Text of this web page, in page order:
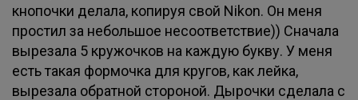
кнопочки делала, копируя свой Nikon. Он меня
простил за небольшое несоответствие)) Сначала
вырезала 5 кружочков на каждую букву. У меня
есть такая формочка для кругов, как лейка,
вырезала обратной стороной. Дырочки сделала с